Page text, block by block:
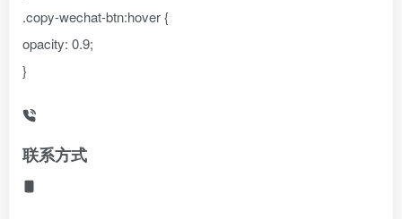
.copy-wechat-btn:hover {
opacity: 0.9;
}
联系方式